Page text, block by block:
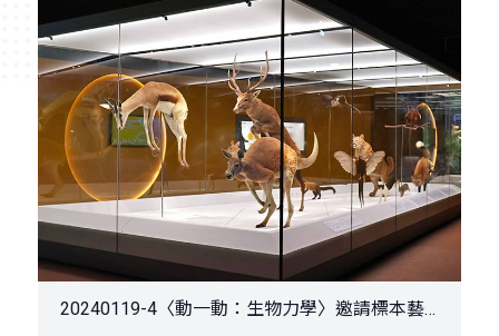
20240119-4〈動一動：生物力學〉邀請標本藝術家黃雯杰以特殊手法再現動物活靈活現的奔跑姿態展現力與美